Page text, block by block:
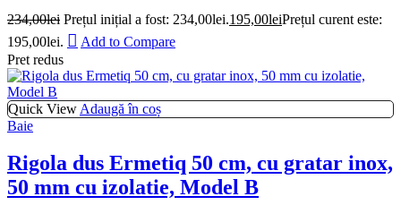
234,00lei Prețul inițial a fost: 234,00lei.195,00leiPrețul curent este:
195,00lei.
Add to Compare
Pret redus
Quick View Adaugă în coș
Baie
Rigola dus Ermetiq 50 cm, cu gratar inox,
50 mm cu izolatie, Model B